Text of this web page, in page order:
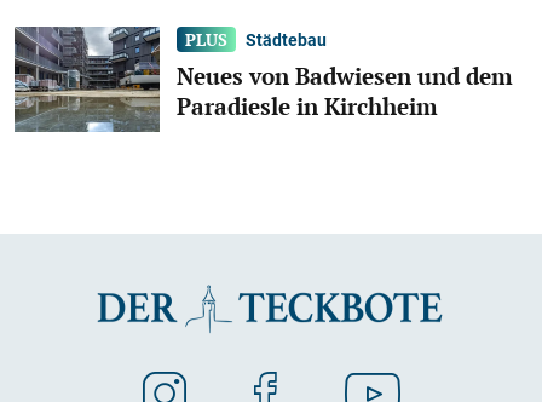
Städtebau
Neues von Badwiesen und dem
Paradiesle in Kirchheim